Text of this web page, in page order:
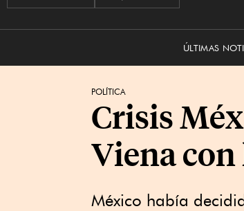
ÚLTIMAS
POLÍTICA
Crisis
Viena
México había